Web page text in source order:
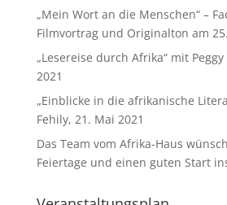
„Mein Wort an die Menschen“ –
Filmvortrag und Originalton am
„Lesereise durch Afrika“ mit Peggy
2021
„Einblicke in die afrikanische
Fehily, 21. Mai 2021
Das Team vom Afrika-Haus
Feiertage und einen guten Start